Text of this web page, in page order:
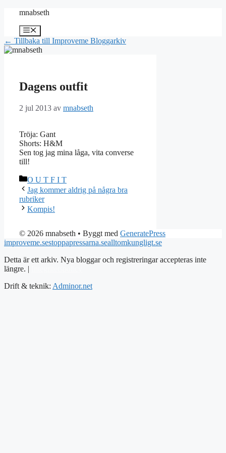
Hoppa
innehåll
mnabseth
Meny
← Tillbaka till Improveme Bloggarkiv
Dagens outfit
2 jul 2013 av mnabseth
Tröja: Gant
Shorts: H&M
Sen tog jag mina låga, vita converse
till!
Kategorier
O U T F I T
Jag kommer aldrig på några bra
rubriker
Kompis!
© 2026 mnabseth • Byggt med GeneratePress
improveme.sestoppapressarna.sealltomkungligt.se
Detta är ett arkiv. Nya bloggar och registreringar accepteras inte
längre. |
Drift & teknik: Adminor.net